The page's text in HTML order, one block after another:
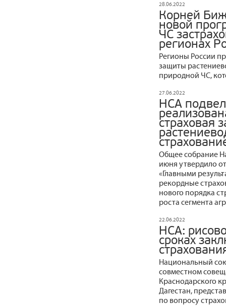
28.06.2022
Корней
новой
ЧС
регионах
Регионы России
защиты
природной ЧС,
27.06.2022
НСА
страховая
Общее собрание
июня утвердило
«Главными
рекордные
нового порядка
роста сегмента
22.06.2022
НСА:
сроках
Национальный
совместном
Краснодарского
Дагестан,
по вопросу